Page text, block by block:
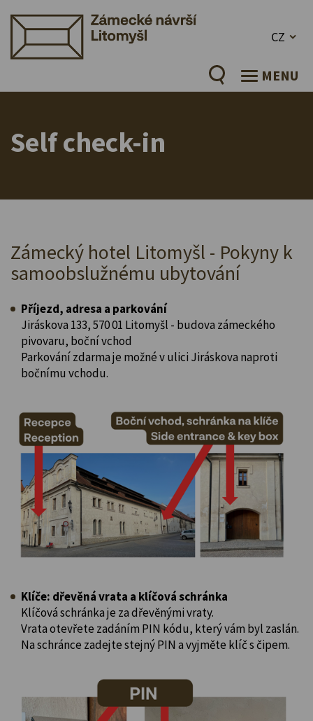
CZ
MENU
Self check-in
Zámecký hotel Litomyšl - Pokyny k
samoobslužnému ubytování
Příjezd, adresa a parkování
Jiráskova 133, 570 01 Litomyšl - budova zámeckého
pivovaru, boční vchod
Parkování zdarma je možné v ulici Jiráskova naproti
bočnímu vchodu.
Klíče: dřevěná vrata a klíčová schránka
Klíčová schránka je za dřevěnými vraty.
Vrata otevřete zadáním PIN kódu, který vám byl zaslán.
Na schránce zadejte stejný PIN a vyjměte klíč s čipem.